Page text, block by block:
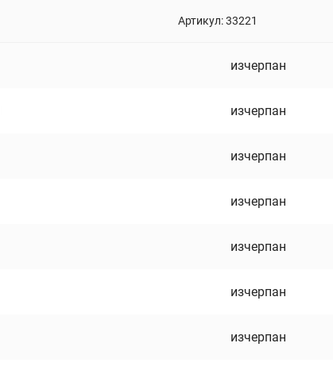
Артикул:33221
изчерпан
изчерпан
изчерпан
изчерпан
изчерпан
изчерпан
изчерпан